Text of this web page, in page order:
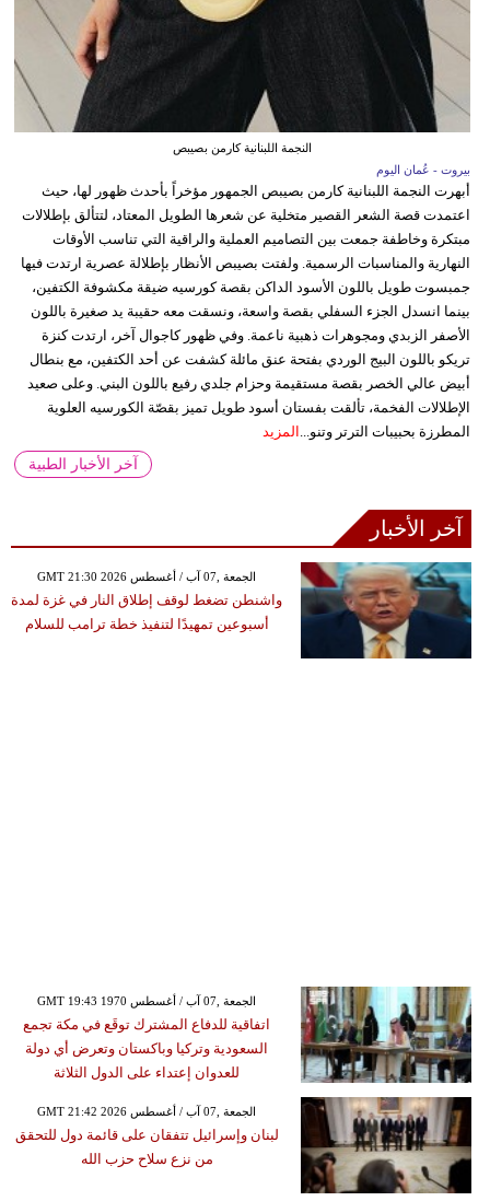
النجمة اللبنانية كارمن بصيبص
بيروت - عُمان اليوم
أبهرت النجمة اللبنانية كارمن بصيبص الجمهور مؤخراً بأحدث ظهور لها، حيث
اعتمدت قصة الشعر القصير متخلية عن شعرها الطويل المعتاد، لتتألق بإطلالات
مبتكرة وخاطفة جمعت بين التصاميم العملية والراقية التي تناسب الأوقات
النهارية والمناسبات الرسمية. ولفتت بصيبص الأنظار بإطلالة عصرية ارتدت فيها
جمبسوت طويل باللون الأسود الداكن بقصة كورسيه ضيقة مكشوفة الكتفين،
بينما انسدل الجزء السفلي بقصة واسعة، ونسقت معه حقيبة يد صغيرة باللون
الأصفر الزبدي ومجوهرات ذهبية ناعمة. وفي ظهور كاجوال آخر، ارتدت كنزة
تريكو باللون البيج الوردي بفتحة عنق مائلة كشفت عن أحد الكتفين، مع بنطال
أبيض عالي الخصر بقصة مستقيمة وحزام جلدي رفيع باللون البني. وعلى صعيد
الإطلالات الفخمة، تألقت بفستان أسود طويل تميز بقصّة الكورسيه العلوية
المطرزة بحبيبات الترتر وتنو... المزيد
آخر الأخبار الطبية
آخر الأخبار
GMT 21:30 2026 الجمعة ,07 آب / أغسطس
واشنطن تضغط لوقف إطلاق النار في غزة لمدة
أسبوعين تمهيدًا لتنفيذ خطة ترامب للسلام
GMT 19:43 1970 الجمعة ,07 آب / أغسطس
اتفاقية للدفاع المشترك توقَع في مكة تجمع
السعودية وتركيا وباكستان وتعرض أي دولة
للعدوان إعتداء على الدول الثلاثة
GMT 21:42 2026 الجمعة ,07 آب / أغسطس
لبنان وإسرائيل تتفقان على قائمة دول للتحقق
من نزع سلاح حزب الله